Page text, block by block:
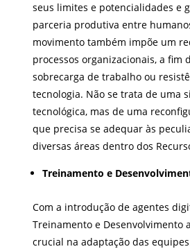
seus limites e potencialidades e
parceria produtiva entre
movimento também impõe um
processos organizacionais, a fim
sobrecarga de trabalho ou
tecnologia. Não se trata de uma
tecnológica, mas de uma
que precisa se adequar às
diversas áreas dentro dos
Treinamento e
Com a introdução de agentes
Treinamento e Desenvolvimento
crucial na adaptação das